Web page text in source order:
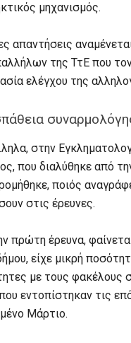
μηχανισμός.
απαντήσεις
της ΤτΕ που
ελέγχου της
στην
που διαλύθηκε από
ποιός
στις έρευνες.
πρώτη έρευνα,
είχε μικρή
με τους φακέλους
εντοπίστηκαν τις
Μάρτιο.